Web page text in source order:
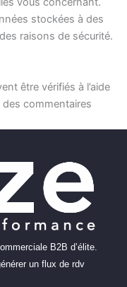
stockées à des
raisons de sécurité.
être vérifiés à l’aide
des commentaires
B2B d’élite.
un flux de rdv